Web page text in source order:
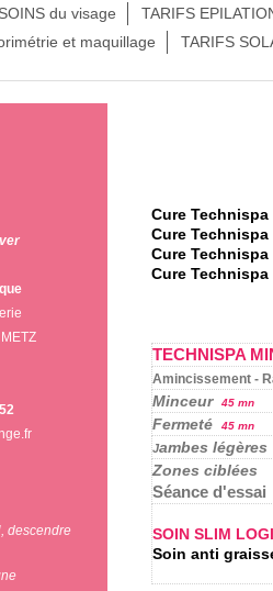
du visage
TARIFS
et maquillage
TARIFS
Cure
Cure
Cure
Cure
TECHNISPA
Amincissement -
Minceur 45 mn
Fermeté 45 mn
Jambes légères
Zones ciblées
Séance d'essai
SOIN SLIM
Soin anti
et
descendre